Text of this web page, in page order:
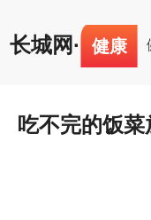
长城网· 健康
吃不完的饭